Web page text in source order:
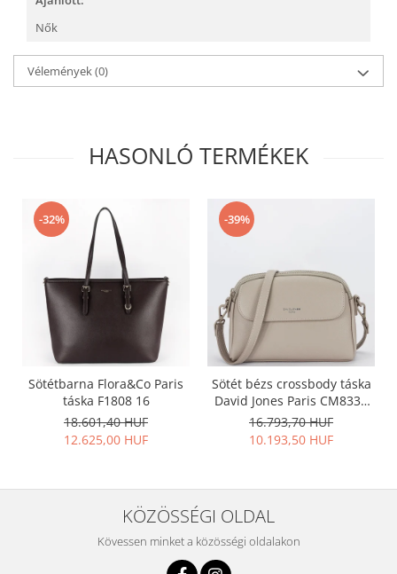
Nők
Vélemények(0)
HASONLÓ TERMÉKEK
-32%
Sötétbarna Flora&Co Paris
táska F1808 16
18.601,40 HUF
12.625,00 HUF
-39%
Sötét bézs crossbody táska
David Jones Paris CM8330
15
16.793,70 HUF
10.193,50 HUF
KÖZÖSSÉGI OLDAL
Kövessen minket a közösségi oldalakon